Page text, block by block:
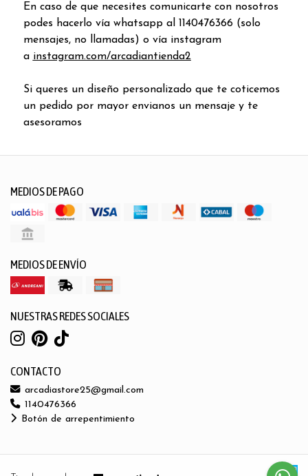
En caso de que necesites comunicarte con nosotros
podes hacerlo vía whatsapp al 1140476366 (solo
mensajes, no llamadas) o vía instagram
a instagram.com/arcadiantienda2
Si queres un diseño personalizado que te coticemos
un pedido por mayor envianos un mensaje y te
asesoramos
MEDIOS DE PAGO
MEDIOS DE ENVÍO
NUESTRAS REDES SOCIALES
CONTACTO
arcadiastore25@gmail.com
1140476366
Botón de arrepentimiento